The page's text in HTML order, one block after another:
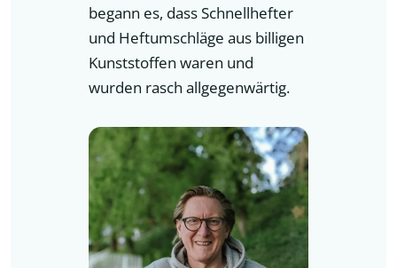
begann es, dass Schnellhefter
und Heftumschläge aus billigen
Kunststoffen waren und
wurden rasch allgegenwärtig.